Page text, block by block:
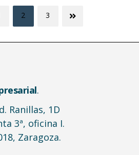
2 3
.
Ranillas, 1D
3ª, oficina I.
Zaragoza.